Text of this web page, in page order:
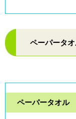
ペーパータ
ペーパータオル